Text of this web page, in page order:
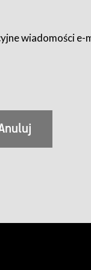
korzystania z
Serwisu może być
wiadomości e-